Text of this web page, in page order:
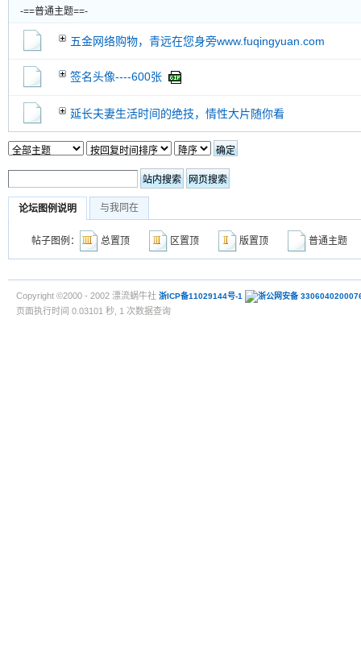
-==普通主题==-
五金网络购物，青远在您身旁www.fuqingyuan.com
签名头像----600张
延长夫妻生活时间的绝技，情性大片随你看
论坛图例说明 与我同在
帖子图例： 总置顶 区置顶 版置顶 普通主
Copyright ©2000 - 2002 漂流蜗牛社 浙ICP备11029144号-1 浙公网安备
页面执行时间 0.03101 秒, 1 次数据查询